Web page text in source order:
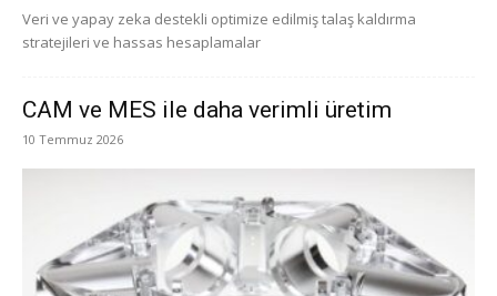
Veri ve yapay zeka destekli optimize edilmiş talaş kaldırma
stratejileri ve hassas hesaplamalar
CAM ve MES ile daha verimli üretim
10 Temmuz 2026